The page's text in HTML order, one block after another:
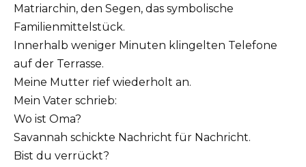
Matriarchin, den Segen, das symbolische
Familienmittelstück.
Innerhalb weniger Minuten klingelten Telefone
auf der Terrasse.
Meine Mutter rief wiederholt an.
Mein Vater schrieb:
Wo ist Oma?
Savannah schickte Nachricht für Nachricht.
Bist du verrückt?